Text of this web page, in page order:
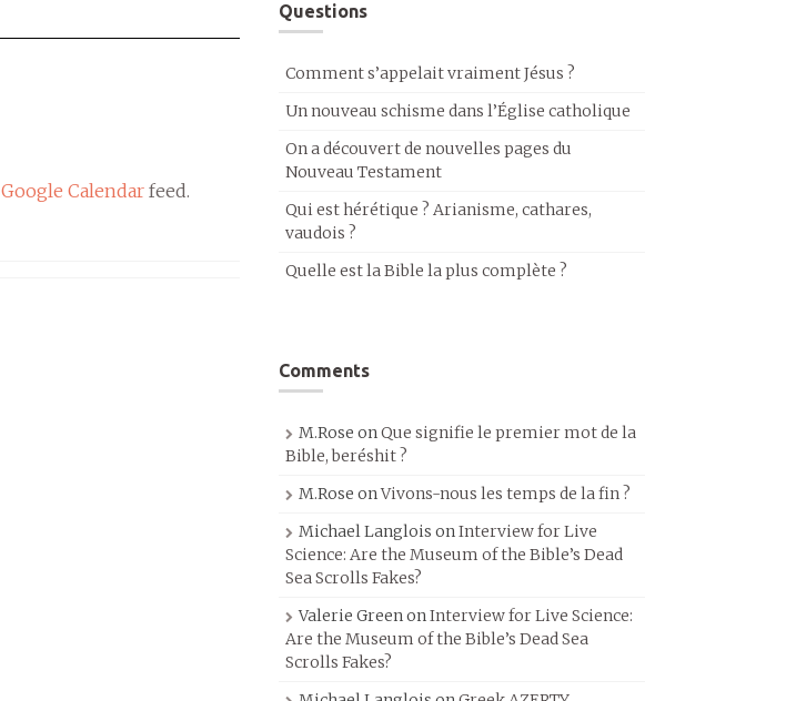
Google Calendar feed.
Questions
Comment s’appelait vraiment Jésus ?
Un nouveau schisme dans l’Église catholique
On a découvert de nouvelles pages du
Nouveau Testament
Qui est hérétique ? Arianisme, cathares,
vaudois ?
Quelle est la Bible la plus complète ?
Comments
M.Rose onQue signifie le premier mot de la
Bible, beréshit ?
M.Rose onVivons-nous les temps de la fin ?
Michael Langlois onInterview for Live
Science: Are the Museum of the Bible’s Dead
Sea Scrolls Fakes?
Valerie GreenonInterview for Live Science:
Are the Museum of the Bible’s Dead Sea
Scrolls Fakes?